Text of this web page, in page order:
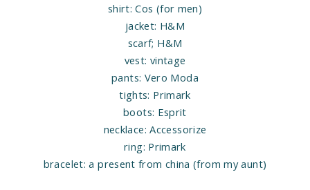
shirt: Cos (for men)
jacket: H&M
scarf; H&M
vest: vintage
pants: Vero Moda
tights: Primark
boots: Esprit
necklace: Accessorize
ring: Primark
bracelet: a present from china (from my aunt)